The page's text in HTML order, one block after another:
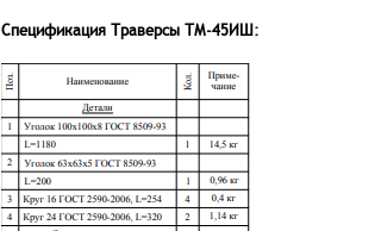
Спецификация Траверсы ТМ-45ИШ: